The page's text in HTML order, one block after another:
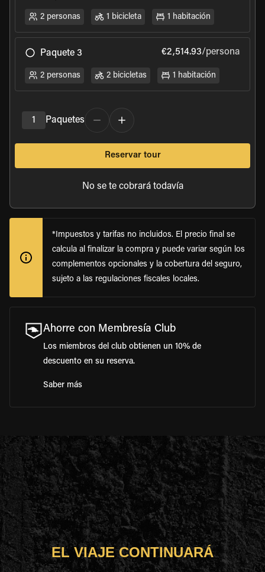
2 personas 1 bicicleta 1 habitación
Paquete 3 €2,514.93/persona
2 personas 2 bicicletas 1 habitación
1 Paquetes
Reservar tour
No se te cobrará todavía
*Impuestos y tarifas no incluidos. El precio final se
calcula al finalizar la compra y puede variar según los
complementos opcionales y la cobertura del seguro,
sujeto a las regulaciones fiscales locales.
Ahorre con Membresía Club
Los miembros del club obtienen un 10% de
descuento en su reserva.
Saber más
EL VIAJE CONTINUARÁ